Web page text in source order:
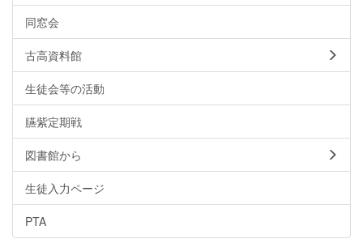
同窓会
古高資料館
生徒会等の活動
臙紫定期戦
図書館から
生徒入力ページ
PTA